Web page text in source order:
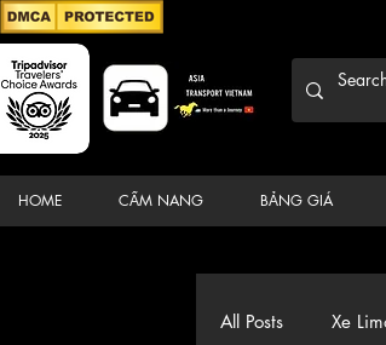
HOME CẨM NANG BẢNG GIÁ
All Posts Xe